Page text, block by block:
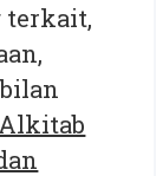
terkait,